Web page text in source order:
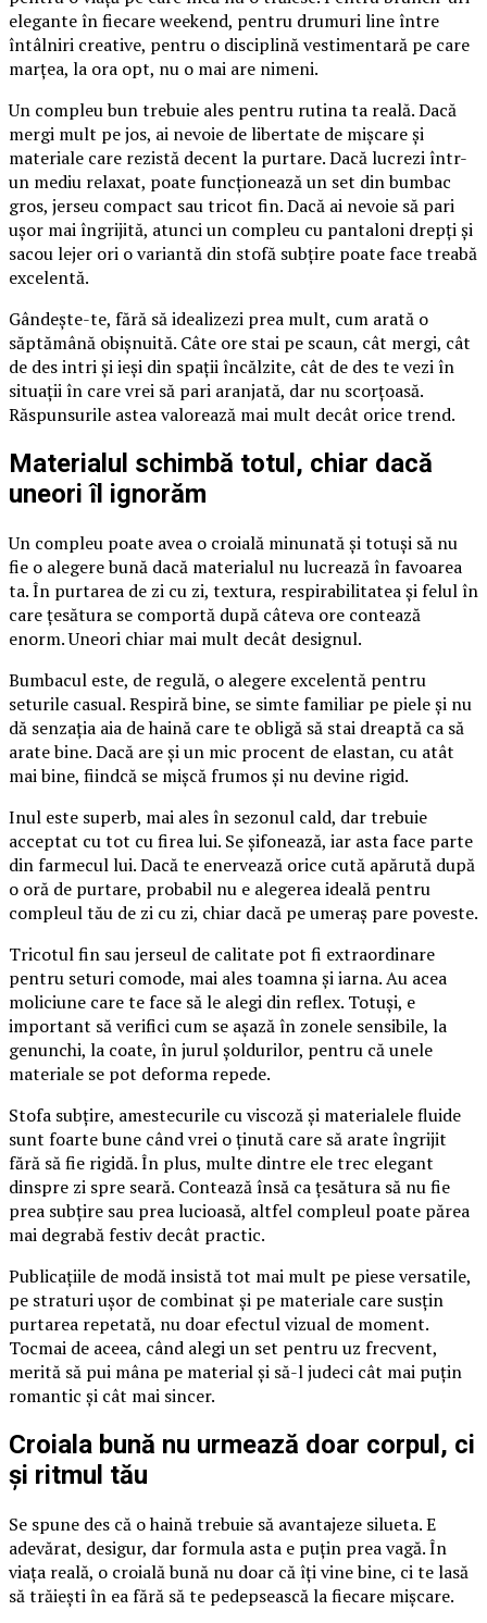
elegante în fiecare weekend, pentru drumuri line între
întâlniri creative, pentru o disciplină vestimentară pe care
marțea, la ora opt, nu o mai are nimeni.
Un compleu bun trebuie ales pentru rutina ta reală. Dacă
mergi mult pe jos, ai nevoie de libertate de mișcare și
materiale care rezistă decent la purtare. Dacă lucrezi într-
un mediu relaxat, poate funcționează un set din bumbac
gros, jerseu compact sau tricot fin. Dacă ai nevoie să pari
ușor mai îngrijită, atunci un compleu cu pantaloni drepți și
sacou lejer ori o variantă din stofă subțire poate face treabă
excelentă.
Gândește-te, fără să idealizezi prea mult, cum arată o
săptămână obișnuită. Câte ore stai pe scaun, cât mergi, cât
de des intri și ieși din spații încălzite, cât de des te vezi în
situații în care vrei să pari aranjată, dar nu scorțoasă.
Răspunsurile astea valorează mai mult decât orice trend.
Materialul schimbă totul, chiar dacă
uneori îl ignorăm
Un compleu poate avea o croială minunată și totuși să nu
fie o alegere bună dacă materialul nu lucrează în favoarea
ta. În purtarea de zi cu zi, textura, respirabilitatea și felul în
care țesătura se comportă după câteva ore contează
enorm. Uneori chiar mai mult decât designul.
Bumbacul este, de regulă, o alegere excelentă pentru
seturile casual. Respiră bine, se simte familiar pe piele și nu
dă senzația aia de haină care te obligă să stai dreaptă ca să
arate bine. Dacă are și un mic procent de elastan, cu atât
mai bine, fiindcă se mișcă frumos și nu devine rigid.
Inul este superb, mai ales în sezonul cald, dar trebuie
acceptat cu tot cu firea lui. Se șifonează, iar asta face parte
din farmecul lui. Dacă te enervează orice cută apărută după
o oră de purtare, probabil nu e alegerea ideală pentru
compleul tău de zi cu zi, chiar dacă pe umeraș pare poveste.
Tricotul fin sau jerseul de calitate pot fi extraordinare
pentru seturi comode, mai ales toamna și iarna. Au acea
moliciune care te face să le alegi din reflex. Totuși, e
important să verifici cum se așază în zonele sensibile, la
genunchi, la coate, în jurul șoldurilor, pentru că unele
materiale se pot deforma repede.
Stofa subțire, amestecurile cu viscoză și materialele fluide
sunt foarte bune când vrei o ținută care să arate îngrijit
fără să fie rigidă. În plus, multe dintre ele trec elegant
dinspre zi spre seară. Contează însă ca țesătura să nu fie
prea subțire sau prea lucioasă, altfel compleul poate părea
mai degrabă festiv decât practic.
Publicațiile de modă insistă tot mai mult pe piese versatile,
pe straturi ușor de combinat și pe materiale care susțin
purtarea repetată, nu doar efectul vizual de moment.
Tocmai de aceea, când alegi un set pentru uz frecvent,
merită să pui mâna pe material și să-l judeci cât mai puțin
romantic și cât mai sincer.
Croiala bună nu urmează doar corpul, ci
și ritmul tău
Se spune des că o haină trebuie să avantajeze silueta. E
adevărat, desigur, dar formula asta e puțin prea vagă. În
viața reală, o croială bună nu doar că îți vine bine, ci te lasă
să trăiești în ea fără să te pedepsească la fiecare mișcare.